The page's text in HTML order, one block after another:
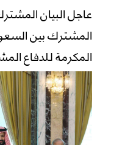
عاجل البيان
المشترك بين
المكرمة للدفاع